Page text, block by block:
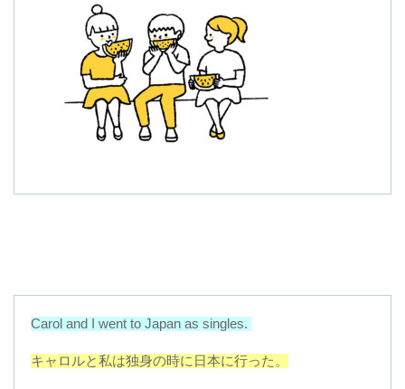
Carol and I went to Japan as singles.
キャロルと私は独身の時に日本に行った。